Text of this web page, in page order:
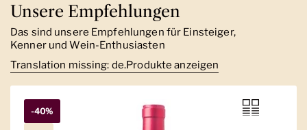
Unsere Empfehlungen
Das sind unsere Empfehlungen für Einsteiger,
Kenner und Wein-Enthusiasten
Translation missing: de.Produkte anzeigen
-40%